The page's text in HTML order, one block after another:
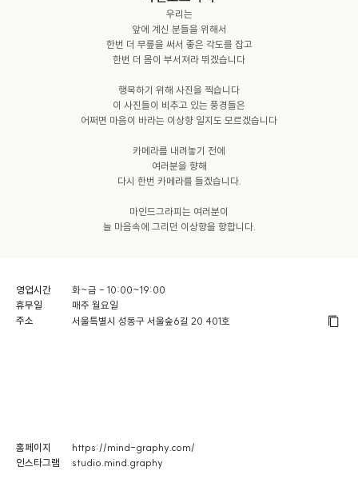
우리는
앞에 계신 분들을 위해서
한번 더 무릎을 써서 좋은 각도를 잡고
한번 더 몸이 부서져라 뛰겠습니다
행복하기 위해 사진을 찍습니다
이 사진들이 비추고 있는 풍경들은
어쩌면 마음이 바라는 이상향 일지도 모르겠습니다
카메라를 내려놓기 전에
여러분을 향해
다시 한번 카메라를 들겠습니다.
마인드그라피는 여러분이
늘 마음속에 그리던 이상향을 향합니다.
영업시간
화~금 - 10:00~19:00
휴무일
매주 월요일
주소
서울특별시 성동구 서울숲6길 20 401호
홈페이지
https://mind-graphy.com/
인스타그램
studio.mind.graphy